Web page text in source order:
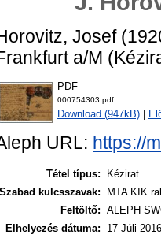
Josef
a/M
PDF
000754303.pdf
Download (947kB)
URL: https://
Tétel típus:
Kézirat
Szabad kulcsszavak:
MTA KIK
Feltöltő: ALEPH
Elhelyezés dátuma:
17 Júli